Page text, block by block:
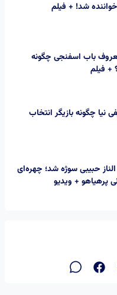
شد! + فیلم
باب اسفنجی چگونه
+ فیلم
نیا چگونه بازیگر انتخاب
حبیبی سوژه شد؛ چهره‌ای
پرهیاهو + ویدیو